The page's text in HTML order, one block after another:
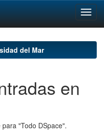
del Mar
en
"Todo DSpace".